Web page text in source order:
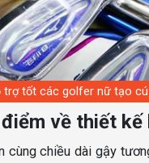
trợ tốt các golfer nữ tạo
về thiết kế
cùng chiều dài gậy